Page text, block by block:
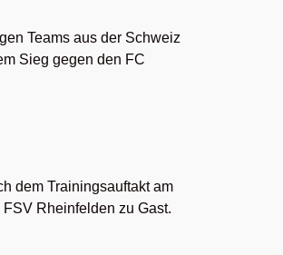
Teams aus der Schweiz
Sieg gegen den FC
dem Trainingsauftakt am
Rheinfelden zu Gast.